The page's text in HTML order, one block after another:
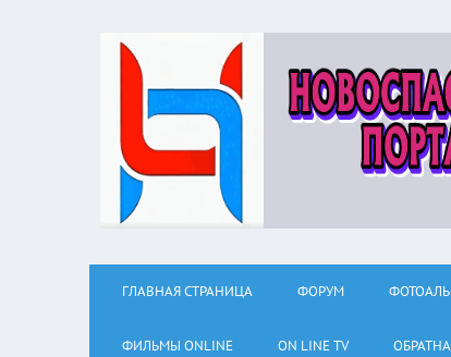
ГЛАВНАЯ СТРАНИЦА ФОРУМ
ФИЛЬМЫ ОNLINE ON LINE TV